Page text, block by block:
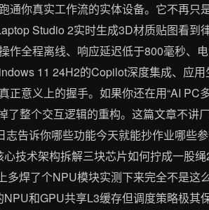
通你真实工作流的实体设备。它不再只
Studio 2实时生成3D材质贴图看到
作全程离线、响应延迟低于800毫秒、
11 24H2的Copilot深度集成、应
正意义上的握手。如果你还在用“AI PC
整个交互逻辑的重构。这篇文章不讲
告诉你哪些功能今天就能抄作业哪些
技术架构拆解三块芯片如何拧成一股
焊了个NPU模块实测下来完全不是这
和GPU共享L3缓存但调度策略极其